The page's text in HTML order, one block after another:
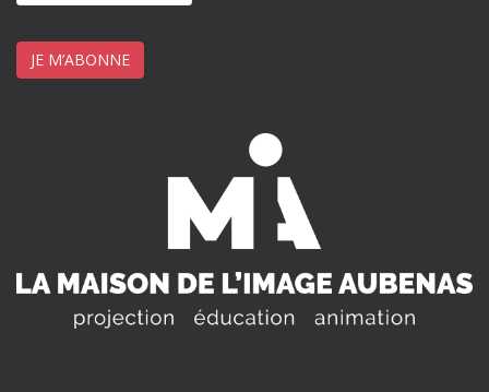
JE M’ABONNE